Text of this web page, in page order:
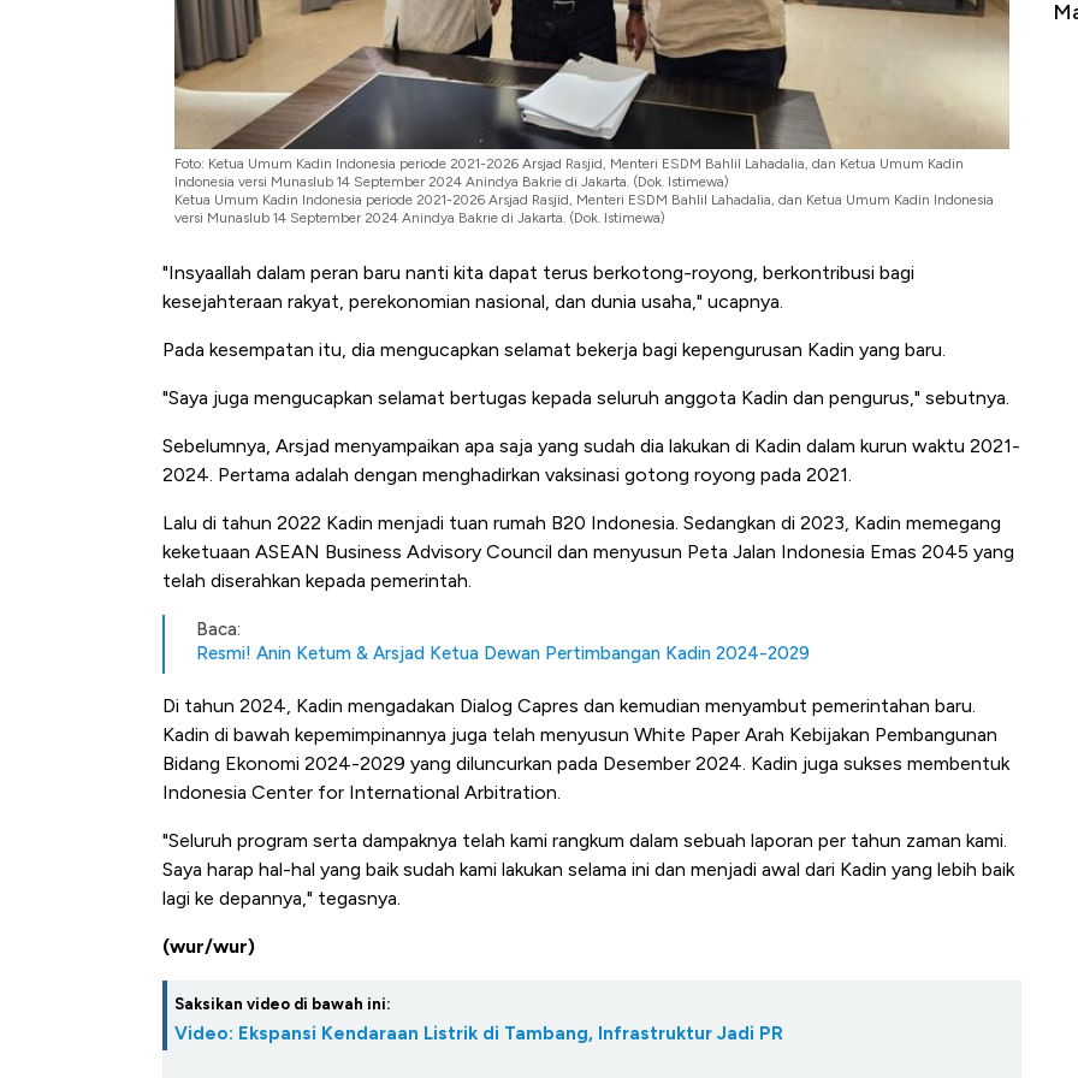
Foto: Ketua Umum Kadin Indonesia periode 2021-2026 Arsjad Rasjid, Menteri ESDM Bahlil Lahadalia, dan Ketua Umum Kadin
Indonesia versi Munaslub 14 September 2024 Anindya Bakrie di Jakarta. (Dok. Istimewa)
Ketua Umum Kadin Indonesia periode 2021-2026 Arsjad Rasjid, Menteri ESDM Bahlil Lahadalia, dan Ketua Umum Kadin Indonesia
versi Munaslub 14 September 2024 Anindya Bakrie di Jakarta. (Dok. Istimewa)
"Insyaallah dalam peran baru nanti kita dapat terus berkotong-royong, berkontribusi bagi
kesejahteraan rakyat, perekonomian nasional, dan dunia usaha," ucapnya.
Pada kesempatan itu, dia mengucapkan selamat bekerja bagi kepengurusan Kadin yang baru.
"Saya juga mengucapkan selamat bertugas kepada seluruh anggota Kadin dan pengurus," sebutnya.
Sebelumnya, Arsjad menyampaikan apa saja yang sudah dia lakukan di Kadin dalam kurun waktu 2021-
2024. Pertama adalah dengan menghadirkan vaksinasi gotong royong pada 2021.
Lalu di tahun 2022 Kadin menjadi tuan rumah B20 Indonesia. Sedangkan di 2023, Kadin memegang
keketuaan ASEAN Business Advisory Council dan menyusun Peta Jalan Indonesia Emas 2045 yang
telah diserahkan kepada pemerintah.
Baca:
Resmi! Anin Ketum & Arsjad Ketua Dewan Pertimbangan Kadin 2024-2029
Di tahun 2024, Kadin mengadakan Dialog Capres dan kemudian menyambut pemerintahan baru.
Kadin di bawah kepemimpinannya juga telah menyusun White Paper Arah Kebijakan Pembangunan
Bidang Ekonomi 2024-2029 yang diluncurkan pada Desember 2024. Kadin juga sukses membentuk
Indonesia Center for International Arbitration.
"Seluruh program serta dampaknya telah kami rangkum dalam sebuah laporan per tahun zaman kami.
Saya harap hal-hal yang baik sudah kami lakukan selama ini dan menjadi awal dari Kadin yang lebih baik
lagi ke depannya," tegasnya.
(wur/wur)
Saksikan video di bawah ini:
Video: Ekspansi Kendaraan Listrik di Tambang, Infrastruktur Jadi PR
Tembaga Terbang ke Zona Berbahaya
Mana yang Cuannya Paling Menyala?